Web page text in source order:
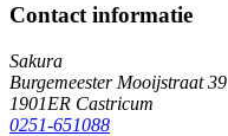
Contact informatie
Sakura
Burgemeester Mooijstraat 39
1901ER Castricum
0251-651088